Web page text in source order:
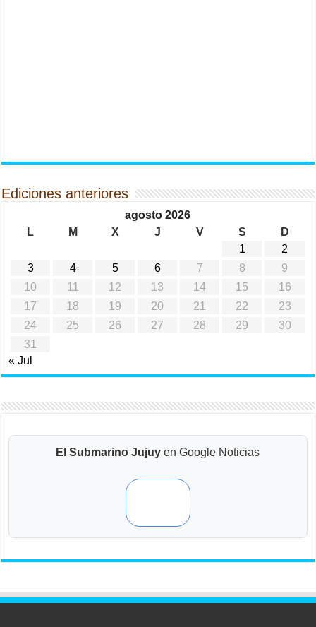
Ediciones anteriores
agosto 2026
L
M X J V S
D
1
2
3
4 5 6 7 8
9
10
11 12 13 14 15
16
17
18 19 20 21 22
23
24
25 26 27 28 29
30
31
« Jul
El Submarino Jujuy en Google Noticias